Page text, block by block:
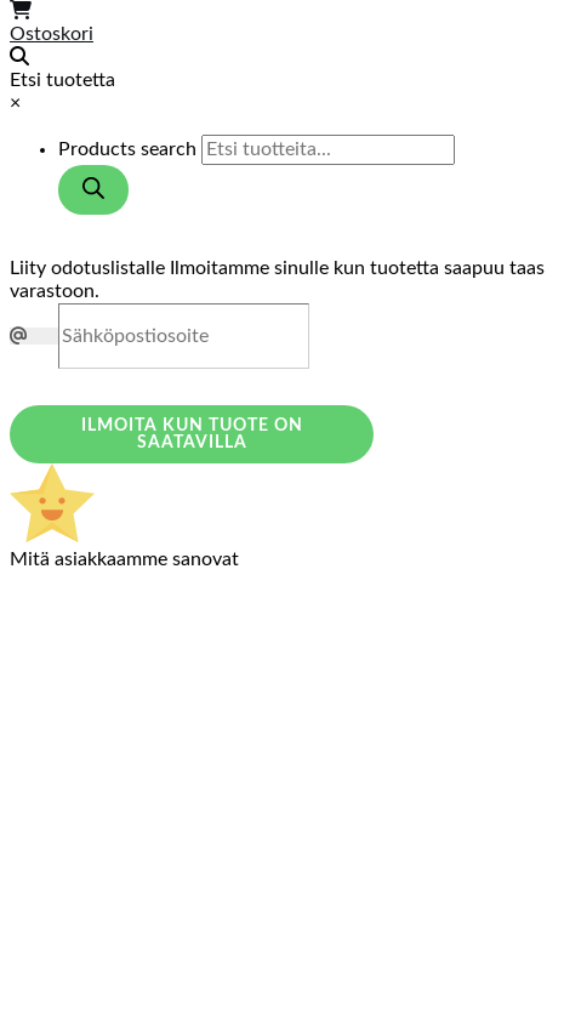
Ostoskori
Etsi tuotetta
×
Products search
Liity odotuslistalle
Ilmoitamme sinulle kun tuotetta saapuu taas
varastoon.
ILMOITA KUN TUOTE ON
SAATAVILLA
Mitä asiakkaamme sanovat